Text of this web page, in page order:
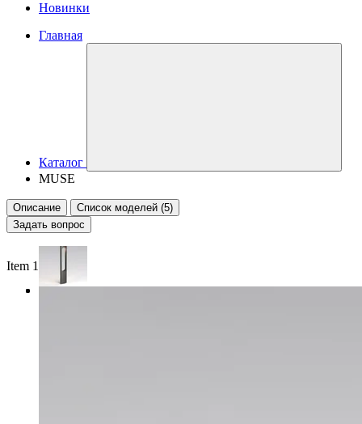
Новинки
Главная
Каталог
MUSE
Описание
Список моделей (5)
Задать вопрос
Item 1 of 3